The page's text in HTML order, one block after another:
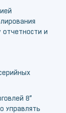
отчетности и
8”
управлять